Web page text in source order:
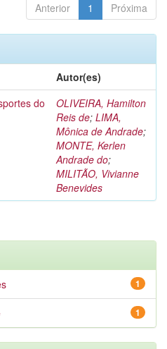
Anterior 1 Próxima
Autor(es)
do
OLIVEIRA, Hamilton
Reis de; LIMA,
Mônica de Andrade;
MONTE, Kerlen
Andrade do;
MILITÃO, Vivianne
Benevides
1
1